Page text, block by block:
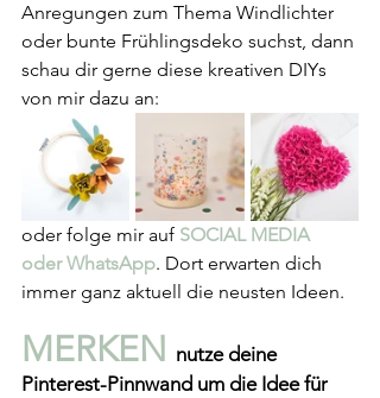
Anregungen zum Thema Windlichter
oder bunte Frühlingsdeko suchst, dann
schau dir gerne diese kreativen DIYs
von mir dazu an:
oder folge mir auf SOCIAL MEDIA
oder WhatsApp. Dort erwarten dich
immer ganz aktuell die neusten Ideen.
MERKEN nutze deine
Pinterest-Pinnwand um die Idee für